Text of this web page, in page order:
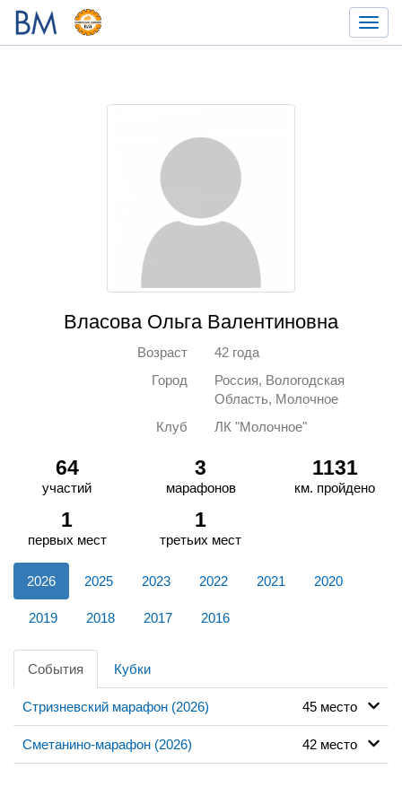
Власова Ольга Валентиновна
Возраст
42 года
Город
Россия, Вологодская
Область, Молочное
Клуб
ЛК "Молочное"
64
участий
3
марафонов
1131
км. пройдено
1
первых мест
1
третьих мест
2026 2025 2023 2022 2021 2020
2019 2018 2017 2016
События Кубки
Стризневский марафон (2026) 45 место
Сметанино-марафон (2026) 42 место